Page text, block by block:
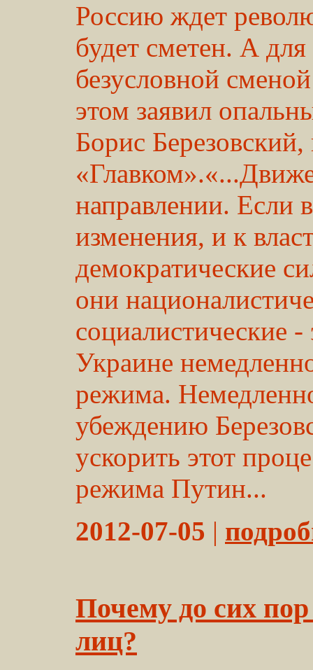
Россию ждет
будет сметен. А
безусловной
этом заявил
Борис
направлении. Если
изменения, и к
демократические
они
социалистические
Украине
режима.
убеждению
ускорить этот
режима Путин...
2012-07-05 |
Почему до сих
лиц?